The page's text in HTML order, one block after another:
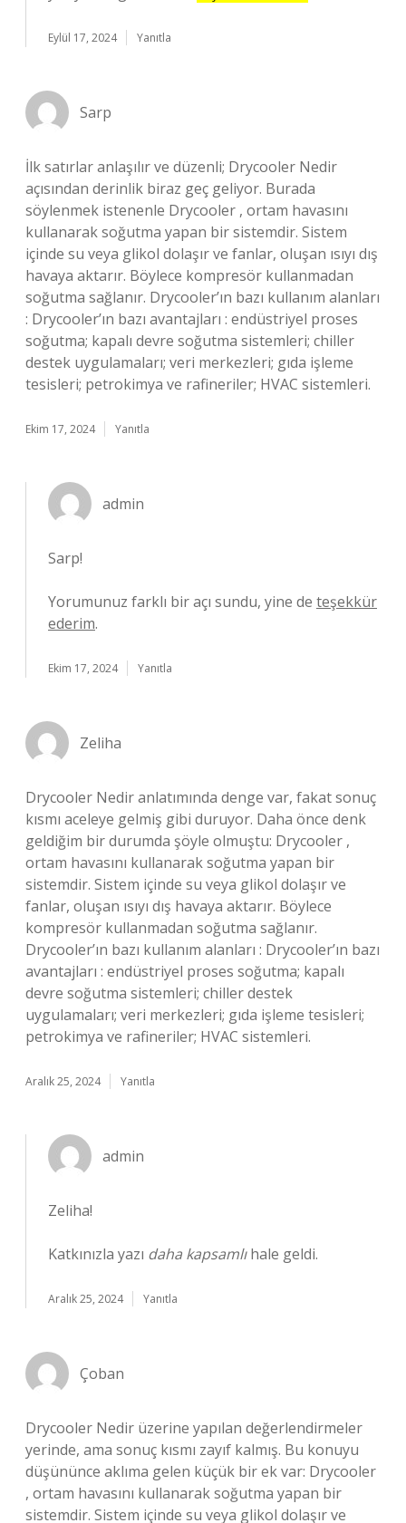
Eylül 17, 2024 Yanıtla
Sarp
İlk satırlar anlaşılır ve düzenli; Drycooler Nedir
açısından derinlik biraz geç geliyor. Burada
söylenmek istenenle Drycooler , ortam havasını
kullanarak soğutma yapan bir sistemdir. Sistem
içinde su veya glikol dolaşır ve fanlar, oluşan ısıyı dış
havaya aktarır. Böylece kompresör kullanmadan
soğutma sağlanır. Drycooler’ın bazı kullanım alanları
: Drycooler’ın bazı avantajları : endüstriyel proses
soğutma; kapalı devre soğutma sistemleri; chiller
destek uygulamaları; veri merkezleri; gıda işleme
tesisleri; petrokimya ve rafineriler; HVAC sistemleri.
Ekim 17, 2024 Yanıtla
admin
Sarp!
Yorumunuz farklı bir açı sundu, yine de teşekkür
ederim.
Ekim 17, 2024 Yanıtla
Zeliha
Drycooler Nedir anlatımında denge var, fakat sonuç
kısmı aceleye gelmiş gibi duruyor. Daha önce denk
geldiğim bir durumda şöyle olmuştu: Drycooler ,
ortam havasını kullanarak soğutma yapan bir
sistemdir. Sistem içinde su veya glikol dolaşır ve
fanlar, oluşan ısıyı dış havaya aktarır. Böylece
kompresör kullanmadan soğutma sağlanır.
Drycooler’ın bazı kullanım alanları : Drycooler’ın bazı
avantajları : endüstriyel proses soğutma; kapalı
devre soğutma sistemleri; chiller destek
uygulamaları; veri merkezleri; gıda işleme tesisleri;
petrokimya ve rafineriler; HVAC sistemleri.
Aralık 25, 2024 Yanıtla
admin
Zeliha!
Katkınızla yazı daha kapsamlıhale geldi.
Aralık 25, 2024 Yanıtla
Çoban
Drycooler Nedir üzerine yapılan değerlendirmeler
yerinde, ama sonuç kısmı zayıf kalmış. Bu konuyu
düşününce aklıma gelen küçük bir ek var: Drycooler
, ortam havasını kullanarak soğutma yapan bir
sistemdir. Sistem içinde su veya glikol dolaşır ve